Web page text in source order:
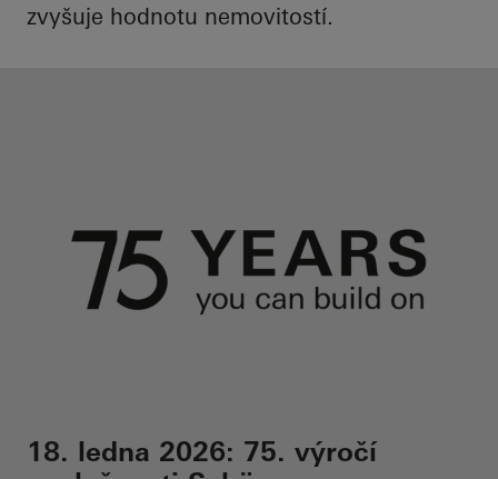
zvyšuje hodnotu nemovitostí.
18. ledna 2026: 75. výročí